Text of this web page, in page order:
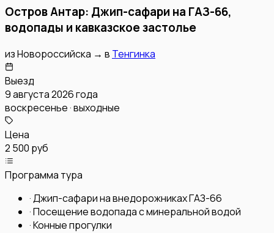
Остров Антар: Джип-сафари на ГАЗ-66,
водопады и кавказское застолье
изНовороссийска → в Тенгинка
Выезд
9 августа 2026 года
воскресенье · выходные
Цена
2 500 руб
Программа тура
·Джип-сафари на внедорожниках ГАЗ-66
·Посещение водопада с минеральной водой
·Конные прогулки